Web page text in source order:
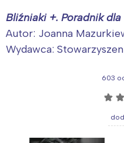
Bliźniaki +. Poradnik
Autor: Joanna
Wydawca:
603
☆ ☆